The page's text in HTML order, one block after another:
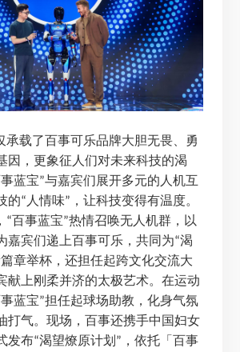
承载了百事可乐品牌大胆无畏、勇
因，更象征人们对未来科技的渴
蓝宝”与嘉宾们展开多元的人机互
的“ 人情味” ，让科技变得有温度。
， “百事蓝宝”热情召唤无人机群，以
嘉宾们递上百事可乐，共同为“渴
章举杯，还担任起跨文化交流大
献上刚柔并济的太极艺术。在运动
蓝宝”担任起球场助教，化身气氛
打气。现场，百事还携手中国妇女
发布“渴望燎原计划 ” ，依托「百事